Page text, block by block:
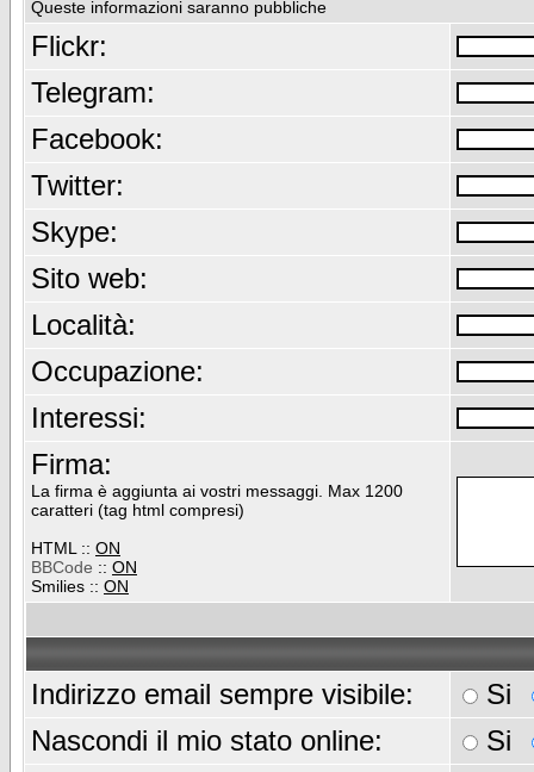
Queste informazioni saranno pubbliche
Flickr:
Telegram:
Facebook:
Twitter:
Skype:
Sito web:
Località:
Occupazione:
Interessi:
Firma:
La firma è aggiunta ai vostri messaggi. Max 1200
caratteri (tag html compresi)
HTML :: ON
BBCode :: ON
Smilies :: ON
Indirizzo email sempre visibile:
Si
Nascondi il mio stato online:
Si